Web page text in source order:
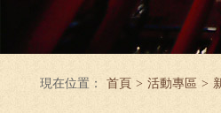
現在位置： 首頁 > 活動專區 >